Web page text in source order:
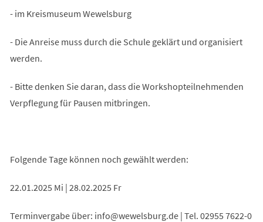
- im Kreismuseum Wewelsburg
- Die Anreise muss durch die Schule geklärt und organisiert
werden.
- Bitte denken Sie daran, dass die Workshopteilnehmenden
Verpflegung für Pausen mitbringen.
Folgende Tage können noch gewählt werden:
22.01.2025 Mi | 28.02.2025 Fr
Terminvergabe über: info wewelsburg de| Tel. 02955 7622-0